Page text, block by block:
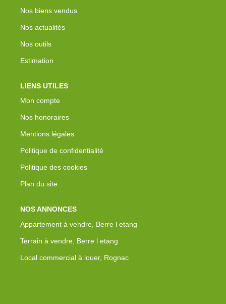
Nos biens vendus
Nos actualités
Nos outils
Estimation
LIENS UTILES
Mon compte
Nos honoraires
Mentions légales
Politique de confidentialité
Politique des cookies
Plan du site
NOS ANNONCES
Appartement à vendre, Berre l etang
Terrain à vendre, Berre l etang
Local commercial à louer, Rognac